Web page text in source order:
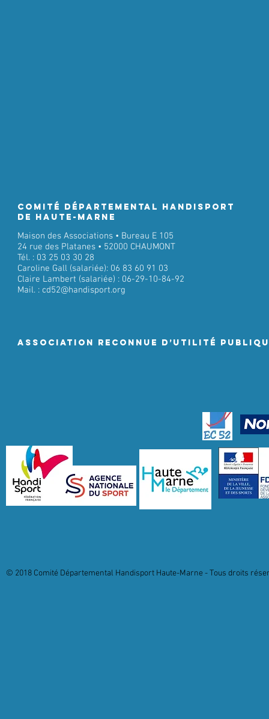
Comité Départemental Handisport
de Haute-Marne
Maison des Associations • Bureau E 105
24 rue des Platanes • 52000 CHAUMONT
Tél. : 03 25 03 30 28
Caroline Gall (salariée): 06 83 60 91 03
Claire Lambert (salariée) : 06-29-10-84-92
Mail. : cd52@handisport.org
ASSociation RECONNUE D’UTILITÉ
© 2018 Comité Départemental Handisport Haute-Marne - Tous droits